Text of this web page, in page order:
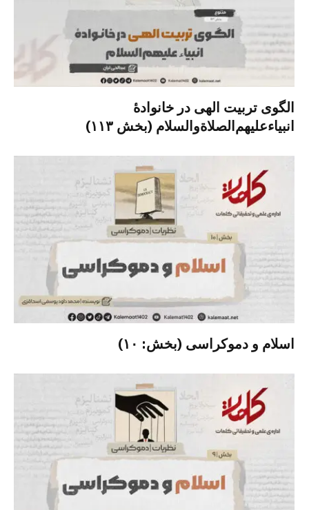
الگوی تربیت الهی در خانوادۀ
انبیاءعلیهم‌الصلاةو‌السلام (بخش ۱۱۳)
اسلام و دموکراسی (بخش: ۱۰)